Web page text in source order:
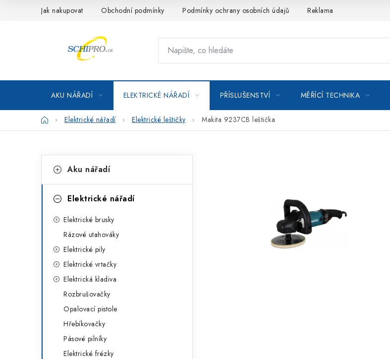
Jak nakupovat Obchodní podmínky Podmínky ochrany osobních údajů Reklamace
AKU NÁŘADÍ ELEKTRICKÉ NÁŘADÍ PŘÍSLUŠENSTVÍ MĚŘÍCÍ TECHNIKA
DomůElektrické nářadí Elektrické leštičky Makita 9237CB leštička
okategorie
a
Aku nářadí
Elektrické nářadí
Elektrické brusky
Rázové utahováky
Elektrické pily
Elektrické vrtačky
Elektrická kladiva
Rozbrušovačky
Opalovací pistole
Hřebíkovačky
Pásové pilníky
Elektrické frézky